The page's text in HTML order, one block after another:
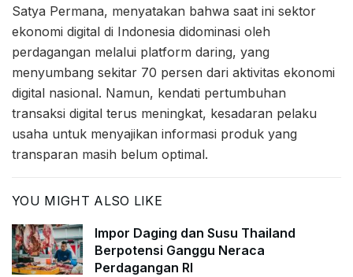
Satya Permana, menyatakan bahwa saat ini sektor
ekonomi digital di Indonesia didominasi oleh
perdagangan melalui platform daring, yang
menyumbang sekitar 70 persen dari aktivitas ekonomi
digital nasional. Namun, kendati pertumbuhan
transaksi digital terus meningkat, kesadaran pelaku
usaha untuk menyajikan informasi produk yang
transparan masih belum optimal.
YOU MIGHT ALSO LIKE
Impor Daging dan Susu Thailand
Berpotensi Ganggu Neraca
Perdagangan RI